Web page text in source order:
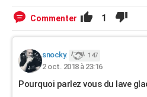
Commenter 1
snocky. 147
2 oct. 2018 à 23:16
Pourquoi parlez vous du lave